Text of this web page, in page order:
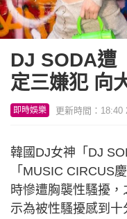
DJ SODA遭
定三嫌犯 向
即時娛樂 更新時間：18:40
韓國DJ女神「DJ
「MUSIC CIRCUS
時慘遭胸襲性騷擾
示為被性騷擾感到